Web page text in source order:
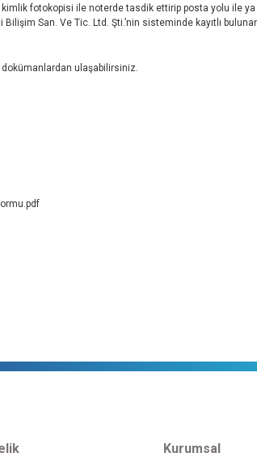
fotokopisi ile noterde tasdik ettirip posta yolu ile
San. Ve Tic. Ltd. Şti.’nin sisteminde kayıtlı
ulaşabilirsiniz.
Kurumsal